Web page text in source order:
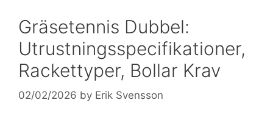
Gräsetennis Dubbel:
Utrustningsspecifikationer,
Rackettyper, Bollar Krav
02/02/2026 by Erik Svensson